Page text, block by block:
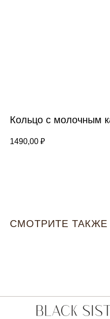
Кольцо с молочным
1490,00 ₽
СМОТРИТЕ ТАКЖЕ